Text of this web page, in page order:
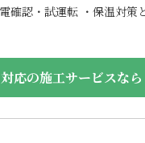
確認・試運転 ・保温対
応の施工サービスな